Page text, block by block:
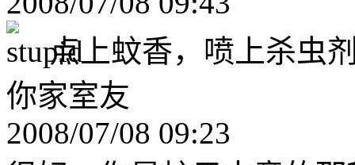
点上蚊香，喷上杀虫
你家室友
2008/07/08 09:23